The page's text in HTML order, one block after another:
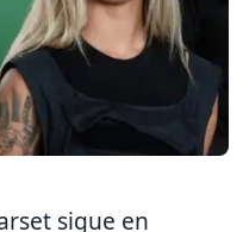
sigue en